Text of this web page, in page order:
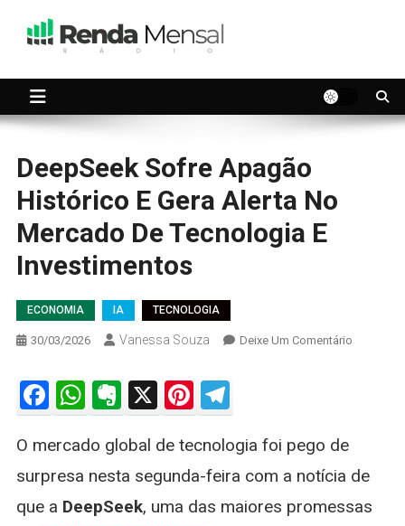
DeepSeek Sofre Apagão
Histórico E Gera Alerta No
Mercado De Tecnologia E
Investimentos
ECONOMIA IA TECNOLOGIA
30/03/2026 Vanessa Souza Deixe Um ComentárioOn
Alerta
No
Facebook
WhatsApp
Evernote
X Pinterest
Telegram
O mercado global de tecnologia foi pego de
surpresa nesta segunda-feira com a notícia de
que a DeepSeek, uma das maiores promessas